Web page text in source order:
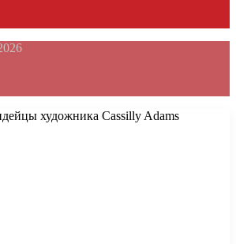
художника Cassilly Adams